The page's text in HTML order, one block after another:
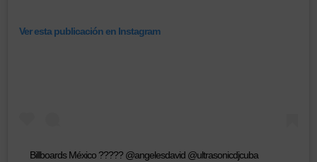
Ver esta publicación en Instagram
Billboards México ????? @angelesdavid @ultrasonicdjcuba